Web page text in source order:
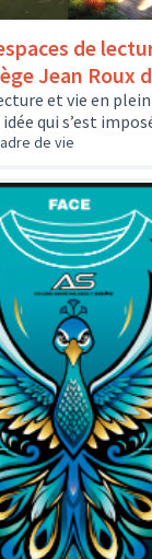
de
Jean Roux
et vie en plein
qui s’est
de vie